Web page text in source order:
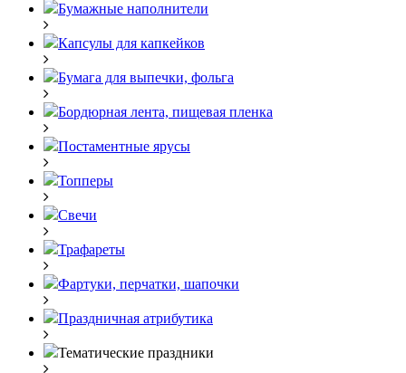
Бумажные наполнители
Капсулы для капкейков
Бумага для выпечки, фольга
Бордюрная лента, пищевая пленка
Постаментные ярусы
Топперы
Свечи
Трафареты
Фартуки, перчатки, шапочки
Праздничная атрибутика
Тематические праздники